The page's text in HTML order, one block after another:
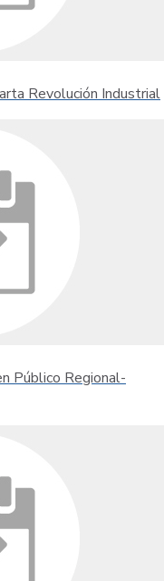
Revolución Industrial
Público Regional-